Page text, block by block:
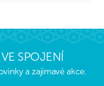
SPOJENÍ
a zajímavé akce.